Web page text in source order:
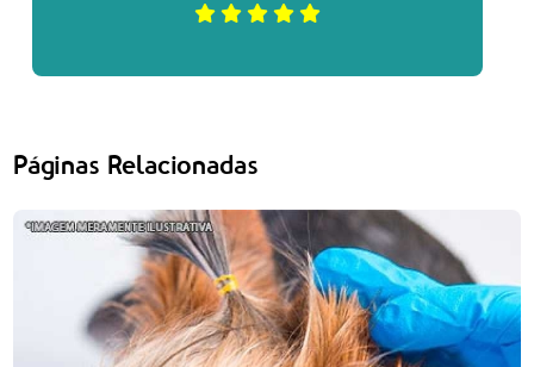
Páginas Relacionadas